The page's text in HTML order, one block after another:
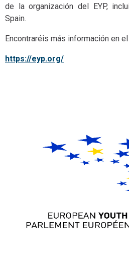
de la organización del EYP,
Spain.
Encontraréis más información en
https://eyp.org/